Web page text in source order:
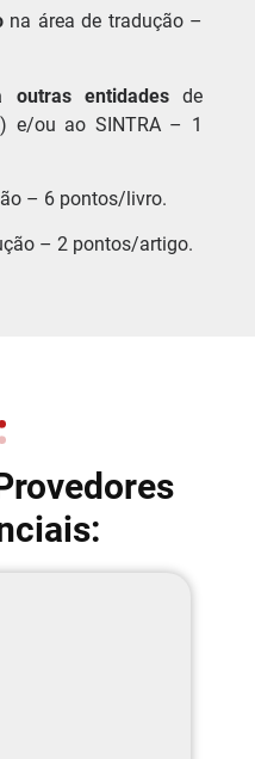
na área de tradução –
outras entidadesde
e/ou ao SINTRA – 1
– 6 pontos/livro.
– 2 pontos/artigo.